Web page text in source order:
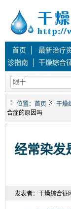
首页 最新治疗
诊指南
干燥综合
位置： 首页 干燥
合症的原因吗
经常染发
发表者： 干燥综合征